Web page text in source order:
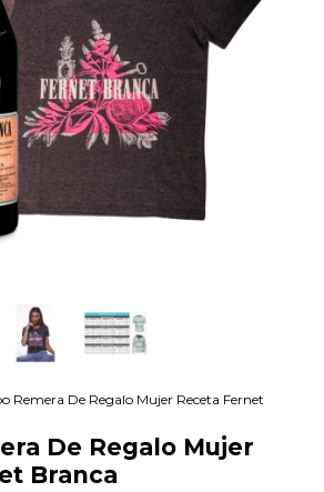
Remera De Regalo Mujer Receta Fernet
De Regalo Mujer
Branca